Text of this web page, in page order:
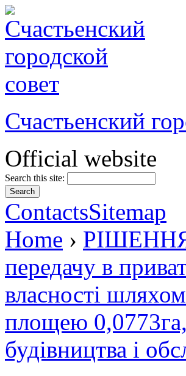
Счастьенский
Official website
Search this site:
ContactsSitemap
Home › РІШЕННЯ
передачу в
власності
площею
будівництва і